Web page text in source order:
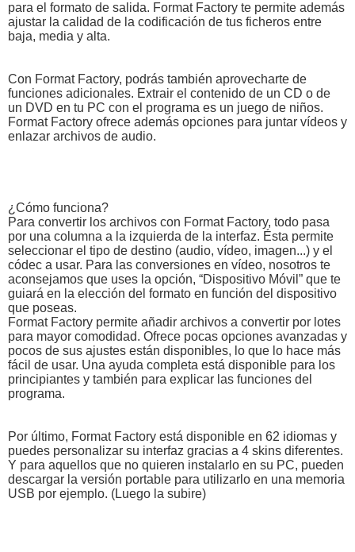
para el formato de salida. Format Factory te permite además
ajustar la calidad de la codificación de tus ficheros entre
baja, media y alta.
Con Format Factory, podrás también aprovecharte de
funciones adicionales. Extrair el contenido de un CD o de
un DVD en tu PC con el programa es un juego de niños.
Format Factory ofrece además opciones para juntar vídeos y
enlazar archivos de audio.
¿Cómo funciona?
Para convertir los archivos con Format Factory, todo pasa
por una columna a la izquierda de la interfaz. Ésta permite
seleccionar el tipo de destino (audio, vídeo, imagen...) y el
códec a usar. Para las conversiones en vídeo, nosotros te
aconsejamos que uses la opción, “Dispositivo Móvil” que te
guiará en la elección del formato en función del dispositivo
que poseas.
Format Factory permite añadir archivos a convertir por lotes
para mayor comodidad. Ofrece pocas opciones avanzadas y
pocos de sus ajustes están disponibles, lo que lo hace más
fácil de usar. Una ayuda completa está disponible para los
principiantes y también para explicar las funciones del
programa.
Por último, Format Factory está disponible en 62 idiomas y
puedes personalizar su interfaz gracias a 4 skins diferentes.
Y para aquellos que no quieren instalarlo en su PC, pueden
descargar la versión portable para utilizarlo en una memoria
USB por ejemplo. (Luego la subire)